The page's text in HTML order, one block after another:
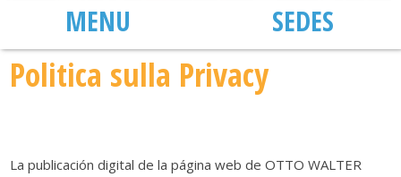
MENU
Politica sulla Privacy
La publicación digital de la página web de OTTO WALTER